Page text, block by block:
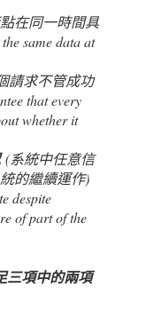
在同一時間具
same data at
請求不管成功
that every
whether it
(系統中任意信
的繼續運作)
despite
of part of the
三項中的兩項